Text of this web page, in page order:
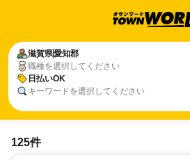
滋賀県愛知郡
職種を選択してください
日払いOK
キーワードを選択してください
125件